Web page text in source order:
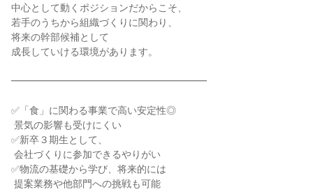
中心として動くポジションだからこそ、
若手のうちから組織づくりに関わり、
将来の幹部候補として
成長していける環境があります。
━━━━━━━━━━━━━━━━━━━━
✅「食」に関わる事業で高い安定性◎
✅新卒３期生として、
✅物流の基礎から学び、将来的には